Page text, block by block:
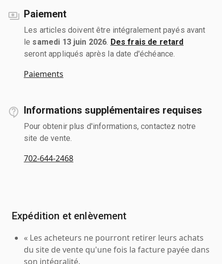
Paiement
Les articles doivent être intégralement payés avant
le samedi 13 juin 2026 Des frais de retard
seront appliqués après la date d'échéance.
Paiements
Informations supplémentaires requises
Pour obtenir plus d'informations, contactez notre
site de vente.
702-644-2468
Expédition et enlèvement
« Les acheteurs ne pourront retirer leurs achats
du site de vente qu'une fois la facture payée dans
son intégralité.